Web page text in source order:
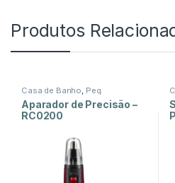
Produtos
Casa de Banho, Peq.
Domésticos
Aparador de Precisão –
RC0200